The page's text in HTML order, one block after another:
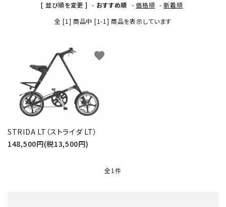
カテゴリーから探す
プライバシーポリシー
特定商取引法について
お問い合わせ
[ 並び順を変更 ] - おすすめ順 -価格順 -新着順
全 [1] 商品中 [1-1] 商品を表示しています
STRIDA LT（ストライダ LT）
148,500円(税13,500円)
favorite
全1件